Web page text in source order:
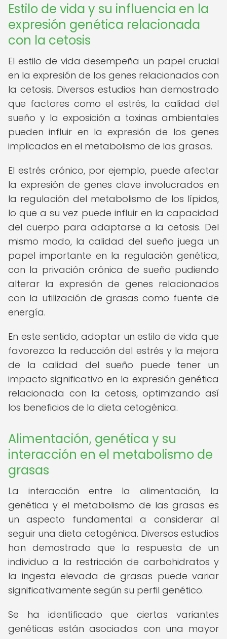
Estilo de vida y su influencia en la
expresión genética relacionada
con la cetosis
El estilo de vida desempeña un papel crucial
en la expresión de los genes relacionados con
la cetosis. Diversos estudios han demostrado
que factores como el estrés, la calidad del
sueño y la exposición a toxinas ambientales
pueden influir en la expresión de los genes
implicados en el metabolismo de las grasas.
El estrés crónico, por ejemplo, puede afectar
la expresión de genes clave involucrados en
la regulación del metabolismo de los lípidos,
lo que a su vez puede influir en la capacidad
del cuerpo para adaptarse a la cetosis. Del
mismo modo, la calidad del sueño juega un
papel importante en la regulación genética,
con la privación crónica de sueño pudiendo
alterar la expresión de genes relacionados
con la utilización de grasas como fuente de
energía.
En este sentido, adoptar un estilo de vida que
favorezca la reducción del estrés y la mejora
de la calidad del sueño puede tener un
impacto significativo en la expresión genética
relacionada con la cetosis, optimizando así
los beneficios de la dieta cetogénica.
Alimentación, genética y su
interacción en el metabolismo de
grasas
La interacción entre la alimentación, la
genética y el metabolismo de las grasas es
un aspecto fundamental a considerar al
seguir una dieta cetogénica. Diversos estudios
han demostrado que la respuesta de un
individuo a la restricción de carbohidratos y
la ingesta elevada de grasas puede variar
significativamente según su perfil genético.
Se ha identificado que ciertas variantes
genéticas están asociadas con una mayor